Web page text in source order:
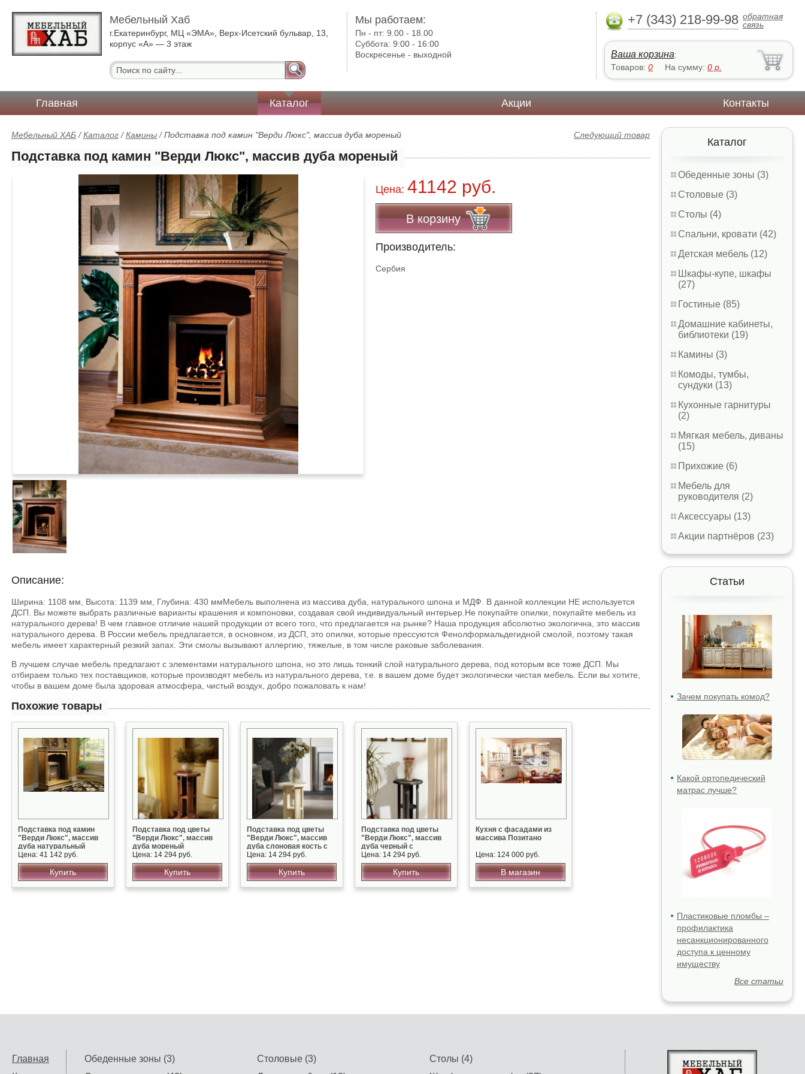
Мебельный Хаб
г.Екатеринбург, МЦ «ЭМА», Верх-Исетский бульвар, 13,
корпус «А» — 3 этаж
Мы работаем:
Пн - пт:9.00 - 18.00
Суббота:9:00 - 16:00
Воскресенье - выходной
+7 (343) 218-99-98 обратная
связь
Ваша корзина:
Товаров: 0 На сумму: 0 р.
Главная Каталог Акции Контакты
Каталог
Обеденные зоны (3)
Столовые (3)
Столы (4)
Спальни, кровати (42)
Детская мебель (12)
Шкафы-купе, шкафы
(27)
Гостиные (85)
Домашние кабинеты,
библиотеки (19)
Камины (3)
Комоды, тумбы,
сундуки (13)
Кухонные гарнитуры
(2)
Мягкая мебель, диваны
(15)
Прихожие (6)
Мебель для
руководителя (2)
Аксессуары (13)
Акции партнёров (23)
Статьи
Зачем покупать комод?
Какой ортопедический
матрас лучше?
Пластиковые пломбы –
профилактика
несанкционированного
доступа к ценному
имуществу
Все статьи
Следующий товар
Мебельный ХАБ /Каталог /Камины /Подставка под камин "Верди Люкс", массив дуба мореный
Подставка под камин "Верди Люкс", массив дуба мореный
Цена:41142 руб.
В корзину
Производитель:
Сербия
Описание:
Ширина: 1108 мм, Высота: 1139 мм, Глубина: 430 ммМебель выполнена из массива дуба, натурального шпона и МДФ. В данной коллекции НЕ используется
ДСП. Вы можете выбрать различные варианты крашения и компоновки, создавая свой индивидуальный интерьер.He покупайте опилки, покупайте мебель из
натурального дерева! В чем главное отличие нашей продукции от всего того, что предлагается на рынке? Наша продукция абсолютно экологична, это массив
натурального дерева. В России мебель предлагается, в основном, из ДСП, это опилки, которые прессуются Фенолформальдегидной смолой, поэтому такая
мебель имеет характерный резкий запах. Эти смолы вызывают аллергию, тяжелые, в том числе раковые заболевания.
В лучшем случае мебель предлагают с элементами натурального шпона, но это лишь тонкий слой натурального дерева, под которым все тоже ДСП. Мы
отбираем только тех поставщиков, которые производят мебель из натурального дерева, т.е. в вашем доме будет экологически чистая мебель. Если вы хотите,
чтобы в вашем доме была здоровая атмосфера, чистый воздух, добро пожаловать к нам!
Похожие товары
Подставка под камин
"Верди Люкс", массив
дуба натуральный
Цена: 41 142 руб.
Купить
Подставка под цветы
"Верди Люкс", массив
дуба мореный
Цена: 14 294 руб.
Купить
Подставка под цветы
"Верди Люкс", массив
дуба слоновая кость с
золотом
Цена: 14 294 руб.
Купить
Подставка под цветы
"Верди Люкс", массив
дуба черный с
серебряной патиной
Цена: 14 294 руб.
Купить
Кухня с фасадами из
массива Позитано
Цена: 124 000 руб.
В магазин
Главная
Обеденные зоны (3) Столовые (3)
Столы (4)